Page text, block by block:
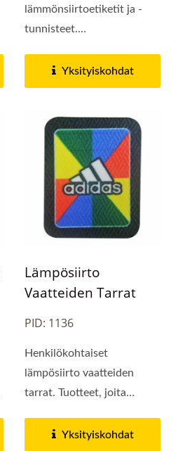
lämmönsiirtoetiketit ja -
tunnisteet.
lämpösiirtotarrojen ja
räätälöityjen...
Yksityiskohdat
Lämpösiirto
Vaatteiden Tarrat
PID: 1136
Henkilökohtaiset
lämpösiirto vaatteiden
tarrat. Tuotteet, joita
sisältävät...Yksityiskohdat